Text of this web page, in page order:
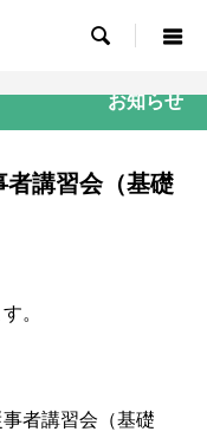

お知らせ
講習会（基礎
。
者講習会（基礎